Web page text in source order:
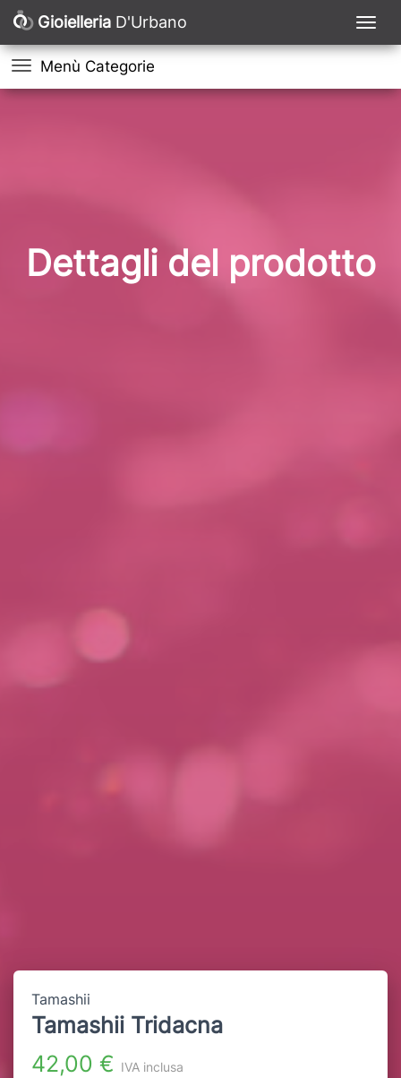
Gioielleria D'Urbano
Menù Categorie
Dettagli del prodotto
Tamashii
Tamashii Tridacna
42,00 € IVA inclusa